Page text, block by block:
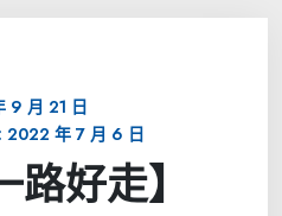
9 月 21 日
2022 年 7 月 6 日
路好走】